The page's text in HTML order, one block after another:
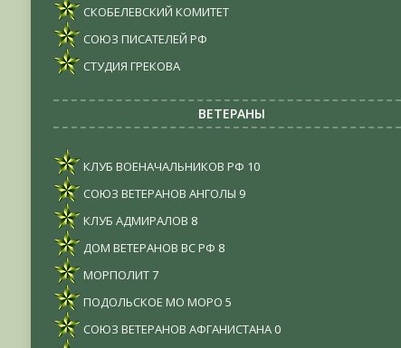
СКОБЕЛЕВСКИЙ КОМИТЕТ
СОЮЗ ПИСАТЕЛЕЙ РФ
СТУДИЯ ГРЕКОВА
ВЕТЕРАНЫ
КЛУБ ВОЕНАЧАЛЬНИКОВ РФ 10
СОЮЗ ВЕТЕРАНОВ АНГОЛЫ 9
КЛУБ АДМИРАЛОВ 8
ДОМ ВЕТЕРАНОВ ВС РФ 8
МОРПОЛИТ7
ПОДОЛЬСКОЕ МО МОРО 5
СОЮЗ ВЕТЕРАНОВ АФГАНИСТАНА0